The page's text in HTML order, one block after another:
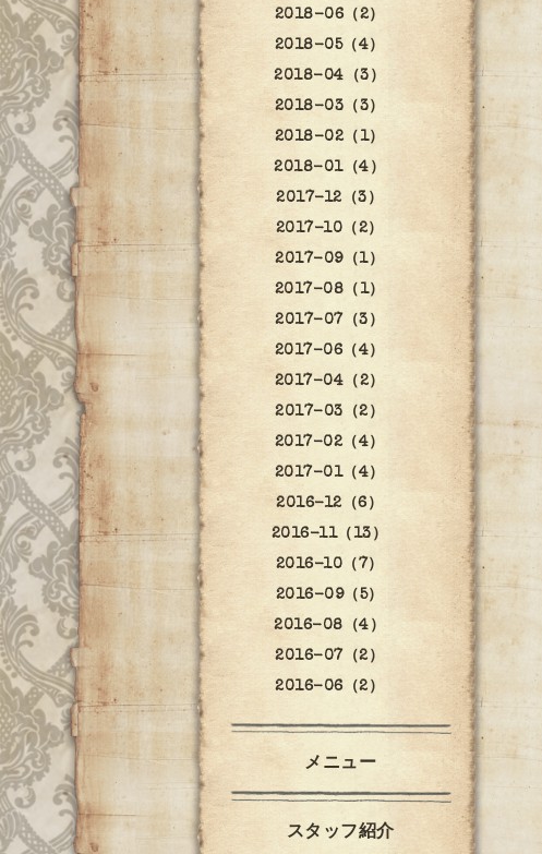
2018-06（2）
2018-05（4）
2018-04（3）
2018-03（3）
2018-02（1）
2018-01（4）
2017-12（3）
2017-10（2）
2017-09（1）
2017-08（1）
2017-07（3）
2017-06（4）
2017-04（2）
2017-03（2）
2017-02（4）
2017-01（4）
2016-12（6）
2016-11（13）
2016-10（7）
2016-09（5）
2016-08（4）
2016-07（2）
2016-06（2）
メニュー
スタッフ紹介